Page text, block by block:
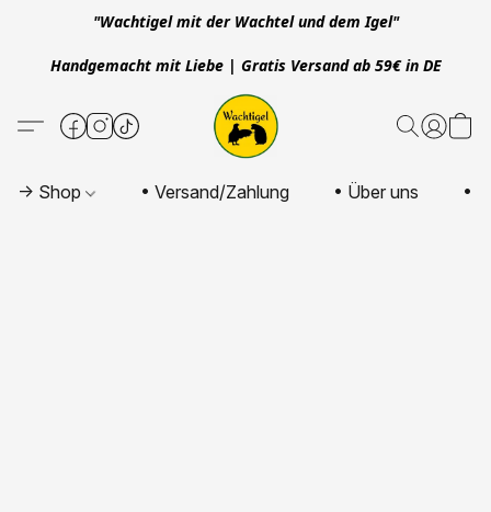
"Wachtigel mit der Wachtel und dem Igel"
Handgemacht mit Liebe | Gratis Versand ab 59€ in DE
-> Shop • Versand/Zahlung • Über uns •